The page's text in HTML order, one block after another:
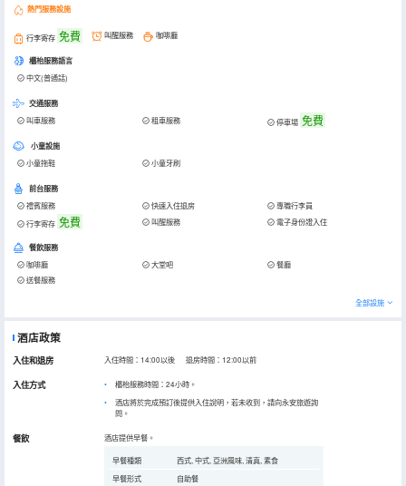
熱門服務設施
行李寄存 免費 叫醒服務 咖啡廳
櫃枱服務語言
中文(普通話)
交通服務
叫車服務 租車服務 停車場 免費
小童設施
小童拖鞋 小童牙刷
前台服務
禮賓服務 快速入住退房
專職行李員
行李寄存 免費 叫醒服務 電子身份證入住
餐飲服務
咖啡廳 大堂吧
餐廳
送餐服務
全部設施
酒店政策
入住和退房 入住時間：14:00以後 退房時間：12:00以前
入住方式
櫃枱服務時間：24小時。
酒店將於完成預訂後提供入住說明，若未收到，請向永安旅遊詢
問。
餐飲 酒店提供早餐。
早餐種類
西式, 中式, 亞洲風味, 清真, 素食
早餐形式
自助餐